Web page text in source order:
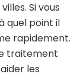
Si vous
quel point il
rapidement.
traitement
les